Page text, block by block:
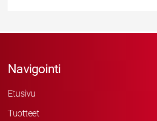
Navigointi
Etusivu
Tuotteet